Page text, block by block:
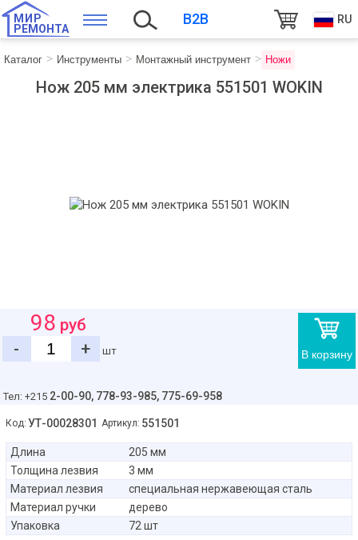
МИР
РЕМОНТА
B2B RU
Каталог Инструменты Монтажный инструмент Ножи
Нож 205 мм электрика 551501 WOKIN
В корзину
98 руб
-
+ шт
Тел: +215 2-00-90, 778-93-985, 775-69-958
Код: УТ-00028301 Артикул: 551501
Длина
205 мм
Толщина лезвия
3 мм
Материал лезвия
специальная нержавеющая сталь
Материал ручки
дерево
Упаковка
72 шт